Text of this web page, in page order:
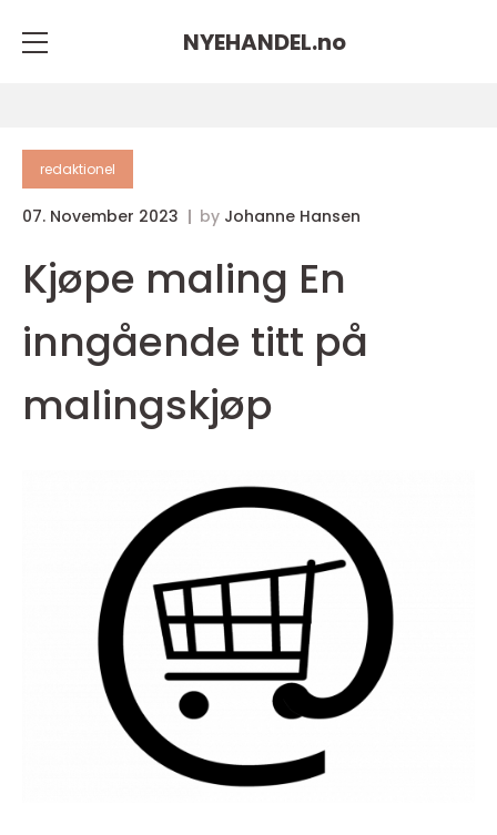
NYEHANDEL.no
redaktionel
07. November 2023 by Johanne Hansen
Kjøpe maling En
inngående titt på
malingskjøp